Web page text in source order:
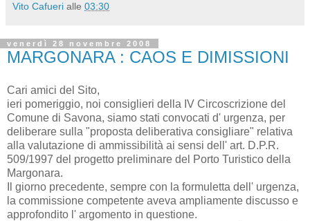
Vito Cafueri alle 03:30
venerdì 28 novembre 2008
MARGONARA : CAOS E DIMISSIONI
Cari amici del Sito,
ieri pomeriggio, noi consiglieri della IV Circoscrizione del
Comune di Savona, siamo stati convocati d' urgenza, per
deliberare sulla "proposta deliberativa consigliare" relativa
alla valutazione di ammissibilità ai sensi dell' art. D.P.R.
509/1997 del progetto preliminare del Porto Turistico della
Margonara.
Il giorno precedente, sempre con la formuletta dell' urgenza,
la commissione competente aveva ampliamente discusso e
approfondito l' argomento in questione.